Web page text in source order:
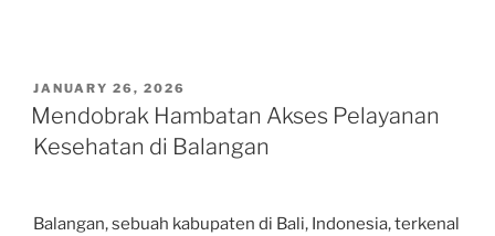
POSTED
ON
JANUARY 26, 2026
Mendobrak Hambatan Akses Pelayanan
Kesehatan di Balangan
Balangan, sebuah kabupaten di Bali, Indonesia, terkenal